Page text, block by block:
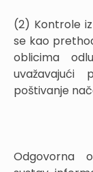
(2) Kontrole
se kao
oblicima
uvažavajući
poštivanje
Odgovorna